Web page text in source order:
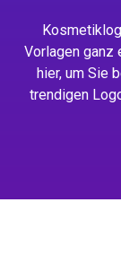
Vorlagen ganz
hier, um Sie
trendigen